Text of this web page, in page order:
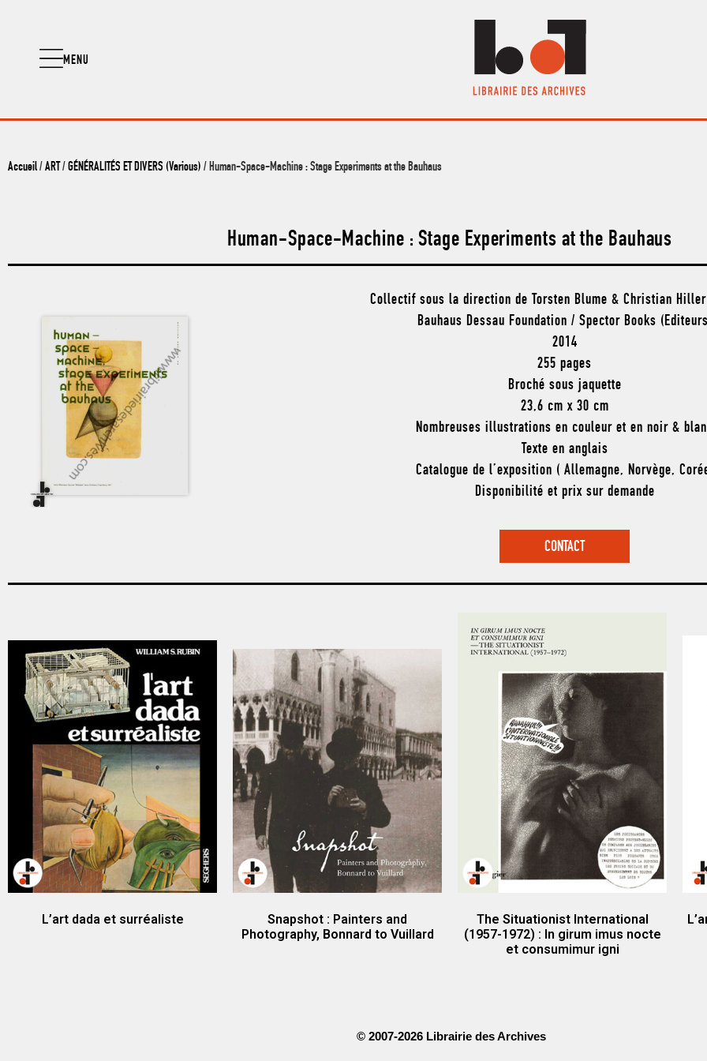
MENU
Accueil/ ART / GÉNÉRALITÉS ET DIVERS (Various) / Human-Space-Machine : Stage Experiments at the Bauhaus
Human-Space-Machine : Stage Experiments at the Bauhaus
Collectif sous la direction de Torsten Blume & Christian
Bauhaus Dessau Foundation / Spector Books
2014
255 pages
Broché sous jaquette
23,6 cm x 30 cm
Nombreuses illustrations en couleur et en noir &
Texte en anglais
Catalogue de l’exposition ( Allemagne, Norvège,
Disponibilité et prix sur demande
CONTACT
L’art dada et surréaliste
Snapshot : Painters and
Photography, Bonnard to Vuillard
The Situationist International
(1957-1972) : In girum imus nocte
et consumimur igni
© 2007-2026 Librairie des Archives